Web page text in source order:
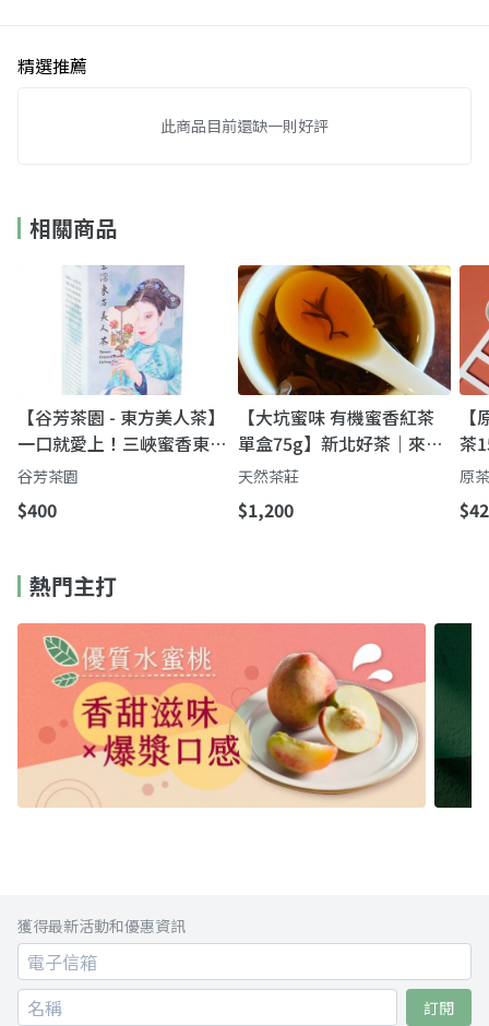
精選推薦
此商品目前還缺一則好評
相關商品
【谷芳茶園 - 東方美人茶】
一口就愛上！三峽蜜香東方
美人｜濃郁回甘、久泡不苦
澀
谷芳茶園
$400
【大坑蜜味 有機蜜香紅茶
單盒75g】新北好茶｜來自
頭等茶的榮耀
天然茶莊
$1,200
茶
好
原
熱門主打
獲得最新活動和優惠資訊
訂閱